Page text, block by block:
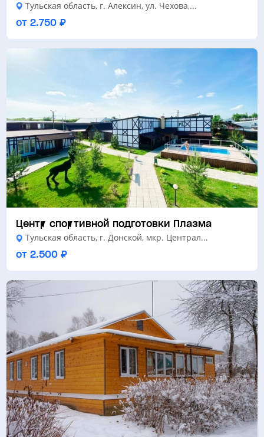
Тульская область, г. Алексин, ул. Чехова,...
от 2.750 ₽
Центр спортивной подготовки Плазма
Тульская область, г. Донской, мкр. Централ...
от 2.500 ₽